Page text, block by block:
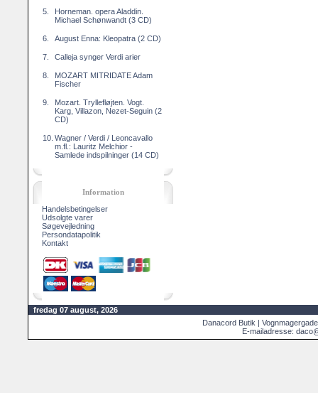
5.
Horneman. opera Aladdin.
Michael Schønwandt (3 CD)
6. August Enna: Kleopatra (2 CD)
7. Calleja synger Verdi arier
8.
MOZART MITRIDATE Adam
Fischer
9.
Mozart. Tryllefløjten. Vogt.
Karg, Villazon, Nezet-Seguin (2
CD)
10. Wagner / Verdi / Leoncavallo
m.fl.: Lauritz Melchior -
Samlede indspilninger (14 CD)
Information
Handelsbetingelser
Udsolgte varer
Søgevejledning
Persondatapolitik
Kontakt
fredag 07 august, 2026
Danacord Butik |
E-mailadresse: